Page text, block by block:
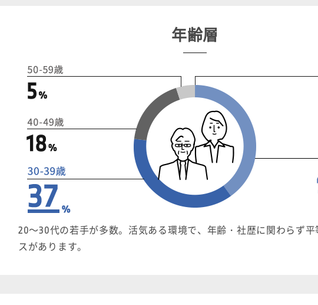
年齢層
20～30代の若手が多数。活気ある環境で、年齢・社歴に関わらず平
スがあります。